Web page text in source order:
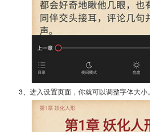
3、进入设置页面，你就可以调整字体大小。